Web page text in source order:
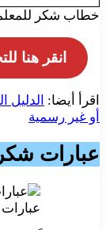
خطاب شكر
انقر هنا
اقرأ أيضا:
أو غير رسمية
عبارات